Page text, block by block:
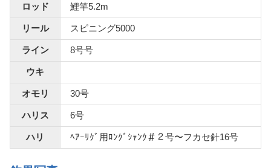
ロッド 鯉竿5.2m
リール スピニング5000
ライン 8号号
ウキ
オモリ 30号
ハリス 6号
ハリ ﾍｱｰﾘｸﾞ用ﾛﾝｸﾞｼｬﾝｸ＃２号〜フカセ針16号